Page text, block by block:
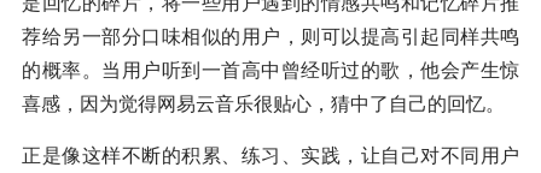
荐给另一部分口味相似的用户，则可以提高引起同样共鸣
的概率。当用户听到一首高中曾经听过的歌，他会产生惊
喜感，因为觉得网易云音乐很贴心，猜中了自己的回忆。
正是像这样不断的积累、练习、实践，让自己对不同用户